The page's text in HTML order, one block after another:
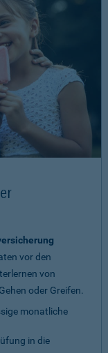
vor den
von
oder Greifen.
monatliche
in die